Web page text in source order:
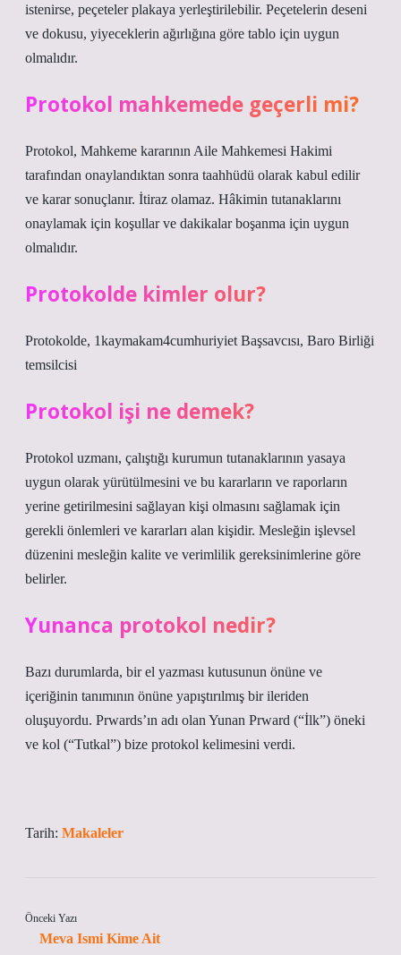
istenirse, peçeteler plakaya yerleştirilebilir. Peçetelerin deseni
ve dokusu, yiyeceklerin ağırlığına göre tablo için uygun
olmalıdır.
Protokol mahkemede geçerli mi?
Protokol, Mahkeme kararının Aile Mahkemesi Hakimi
tarafından onaylandıktan sonra taahhüdü olarak kabul edilir
ve karar sonuçlanır. İtiraz olamaz. Hâkimin tutanaklarını
onaylamak için koşullar ve dakikalar boşanma için uygun
olmalıdır.
Protokolde kimler olur?
Protokolde, 1kaymakam4cumhuriyiet Başsavcısı, Baro Birliği
temsilcisi
Protokol işi ne demek?
Protokol uzmanı, çalıştığı kurumun tutanaklarının yasaya
uygun olarak yürütülmesini ve bu kararların ve raporların
yerine getirilmesini sağlayan kişi olmasını sağlamak için
gerekli önlemleri ve kararları alan kişidir. Mesleğin işlevsel
düzenini mesleğin kalite ve verimlilik gereksinimlerine göre
belirler.
Yunanca protokol nedir?
Bazı durumlarda, bir el yazması kutusunun önüne ve
içeriğinin tanımının önüne yapıştırılmış bir ileriden
oluşuyordu. Prwards’ın adı olan Yunan Prward (“İlk”) öneki
ve kol (“Tutkal”) bize protokol kelimesini verdi.
Tarih: Makaleler
Önceki Yazı
Meva Ismi Kime Ait